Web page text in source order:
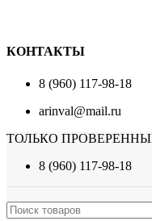
КОНТАКТЫ
8 (960) 117-98-18
arinval@mail.ru
ТОЛЬКО
8 (960) 117-98-18